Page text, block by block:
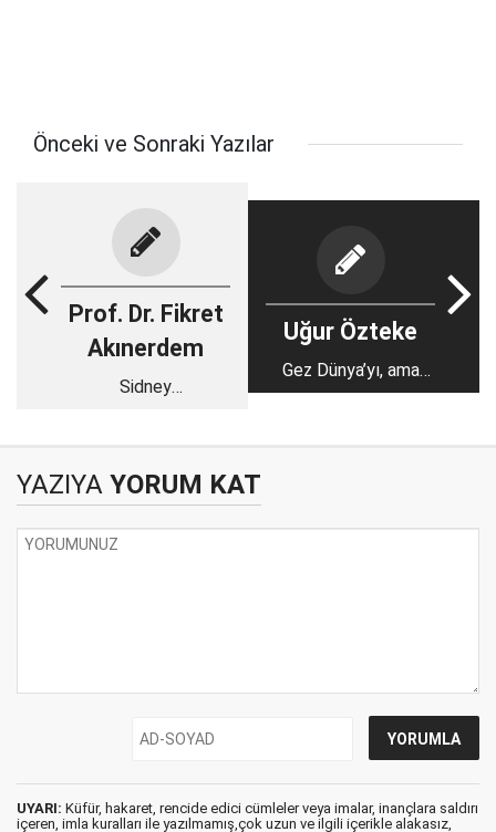
Önceki ve Sonraki Yazılar
Prof. Dr. Fikret
Akınerdem
Sidney
Uğur Özteke
Gez Dünya’yı, ama
görme Konya’yı!
YAZIYA YORUM KAT
UYARI: Küfür, hakaret, rencide edici cümleler veya imalar, inançlara saldırı
içeren, imla kuralları ile yazılmamış,çok uzun ve ilgili içerikle alakasız,